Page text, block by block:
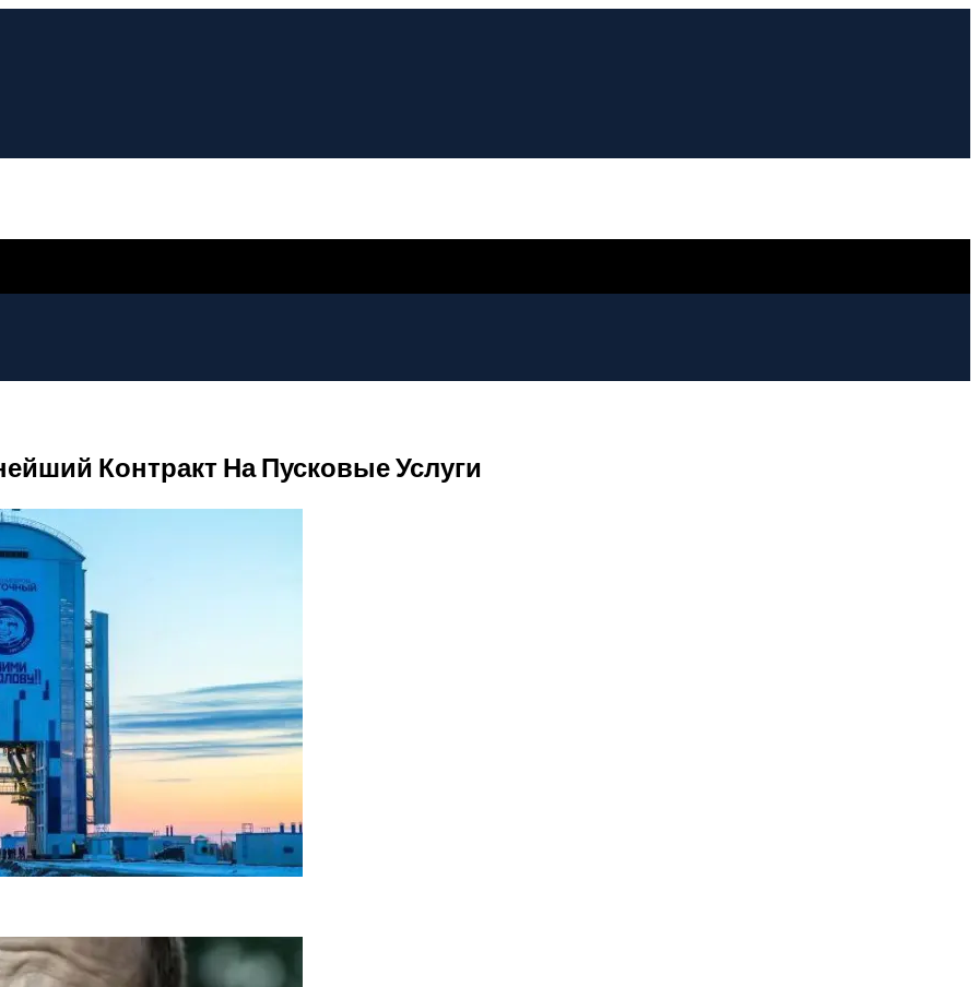
Восточный Проведут Два Запуска
Контракт На Пусковые Услуги